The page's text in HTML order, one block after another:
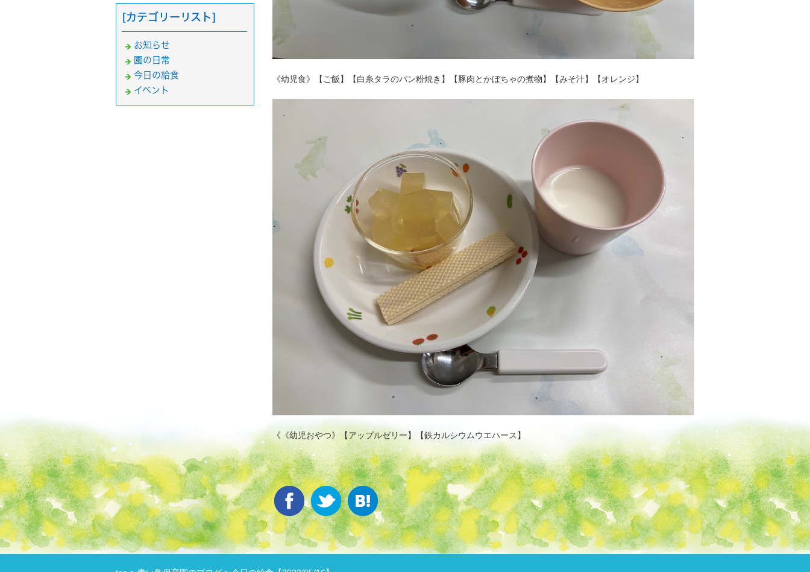
《幼児食》【ご飯】【白糸タラのパン粉焼き】【豚肉とかぼちゃの煮物】【みそ汁】【オレンジ】
《《幼児おやつ》【アップルゼリー】【鉄カルシウムウエハース】
[カテゴリーリスト]
お知らせ
園の日常
今日の給食
イベント